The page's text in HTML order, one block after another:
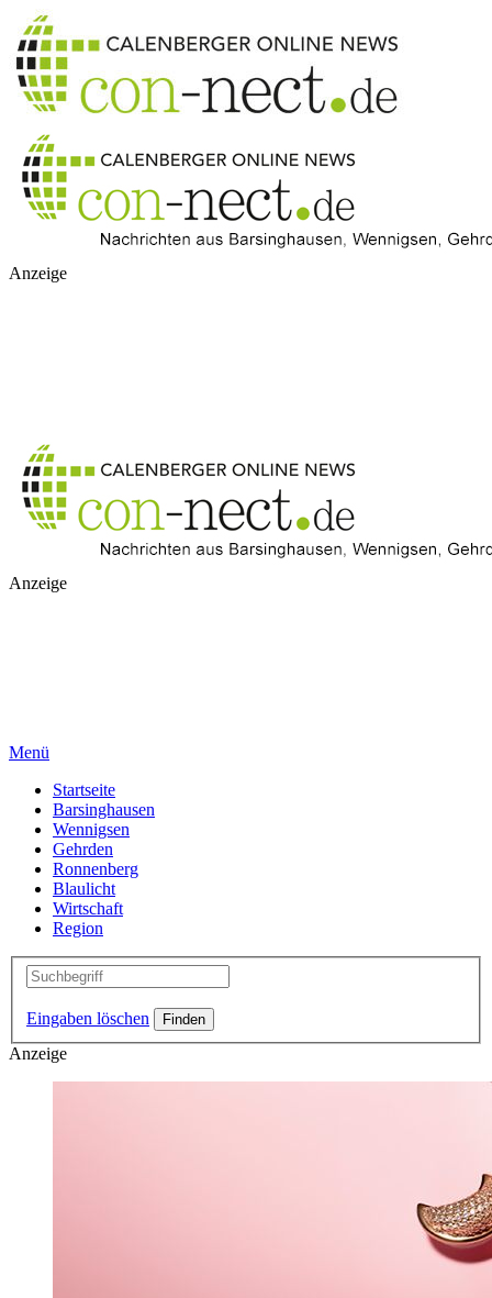
Anzeige
Anzeige
Menü
Startseite
Barsinghausen
Wennigsen
Gehrden
Ronnenberg
Blaulicht
Wirtschaft
Region
Eingaben löschen
Anzeige